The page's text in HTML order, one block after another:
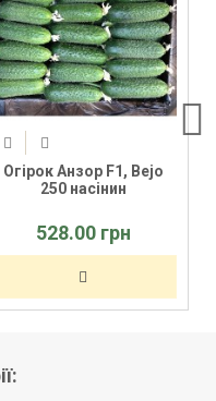
Огірок Анзор F1, Bejo
250 насінин
528.00 грн